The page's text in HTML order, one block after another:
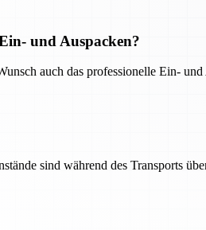
und Auspacken?
auch das professionelle Ein-
sind während des Transports